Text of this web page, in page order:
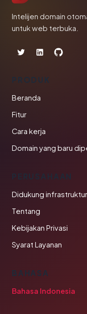
Intelijen domain
untuk web terbuka.
PRODUK
Beranda
Fitur
Cara kerja
Domain yang baru
PERUSAHAAN
Didukung
Tentang
Kebijakan Privasi
Syarat Layanan
BAHASA
Bahasa Indonesia